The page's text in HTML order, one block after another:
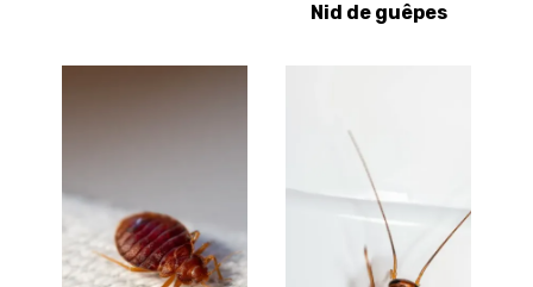
Nid de guêpes